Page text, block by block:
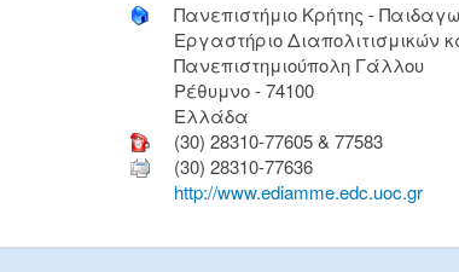
Πανεπιστήμιο Κρήτης -
Εργαστήριο
Πανεπιστημιούπολη Γάλλου
Ρέθυμνο - 74100
Ελλάδα
(30) 28310-77605 & 77583
(30) 28310-77636
http://www.ediamme.edc.uoc.gr